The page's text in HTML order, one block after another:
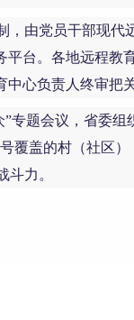
由党员干部现
台。各地远程
心负责人终审把
专题会议，省委
盖的村（社区
力。